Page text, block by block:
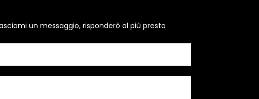
un messaggio, risponderò al più presto